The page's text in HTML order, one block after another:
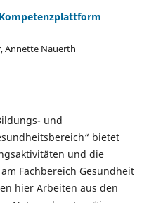
Annette Nauerth
und
bietet
und die
Fachbereich Gesundheit
hier Arbeiten aus den